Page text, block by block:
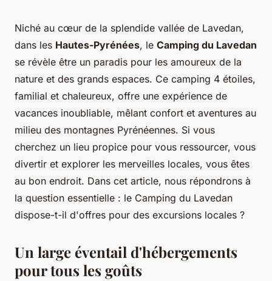
Niché au cœur de la splendide vallée de Lavedan,
dans les Hautes-Pyrénées, le Camping du Lavedan
se révèle être un paradis pour les amoureux de la
nature et des grands espaces. Ce camping 4 étoiles,
familial et chaleureux, offre une expérience de
vacances inoubliable, mêlant confort et aventures au
milieu des montagnes Pyrénéennes. Si vous
cherchez un lieu propice pour vous ressourcer, vous
divertir et explorer les merveilles locales, vous êtes
au bon endroit. Dans cet article, nous répondrons à
la question essentielle : le Camping du Lavedan
dispose-t-il d'offres pour des excursions locales ?
Un large éventail d'hébergements
pour tous les goûts